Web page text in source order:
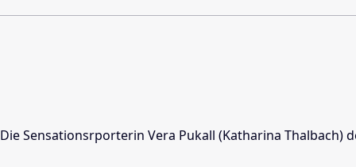
Die Sensationsrporterin Vera Pukall (Katharina